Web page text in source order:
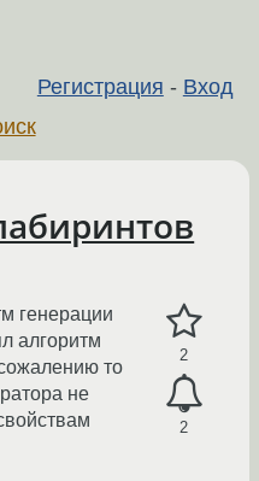
Регистрация - Вход
2
2
генерации
алгоритм
то
не